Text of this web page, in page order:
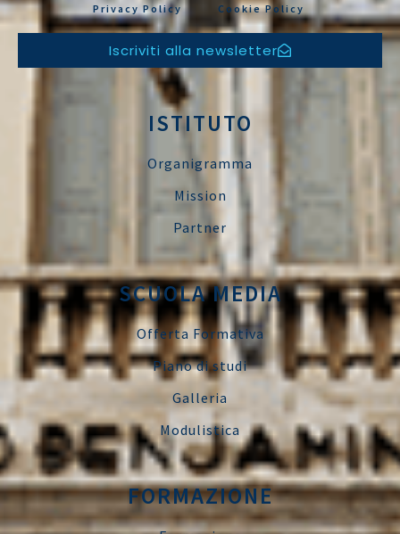
Privacy Policy Cookie Policy
Iscriviti alla newsletter
ISTITUTO
Organigramma
Mission
Partner
SCUOLA MEDIA
Offerta Formativa
Piano di studi
Galleria
Modulistica
FORMAZIONE